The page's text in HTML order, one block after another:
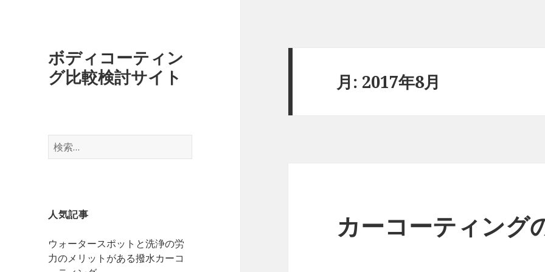
ボディコーティン
グ比較検討サイト
検
索
人気記事
ウォータースポットと洗浄の労
力のメリットがある撥水カーコ
月: 2017年8月
カーコーティング